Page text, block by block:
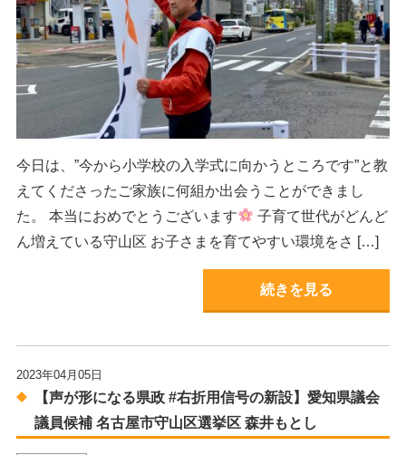
今日は、”今から小学校の入学式に向かうところです”と教
えてくださったご家族に何組か出会うことができまし
た。 本当におめでとうございます
子育て世代がどんど
ん増えている守山区 お子さまを育てやすい環境をさ […]
続きを見る
2023年04月05日
【声が形になる県政 #右折用信号の新設】愛知県議会
議員候補 名古屋市守山区選挙区 森井もとし